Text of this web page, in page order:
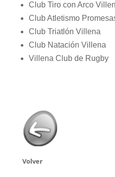
Club Tiro con Arco
Club Atletismo
Club Triatlón Villena
Club Natación Villena
Villena Club de Rugby
Volver